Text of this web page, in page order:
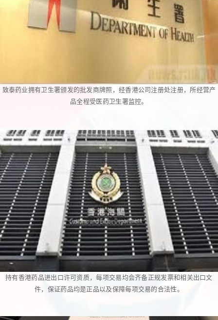
致泰药业拥有卫生署颁发的批发商牌照，经香港公司注册处注册，所经营产
品全程受医药卫生署监控。
持有香港药品进出口许可资质，每项交易均会齐备正规发票和相关出口文
件，保证药品均是正品以及保障每项交易的合法性。